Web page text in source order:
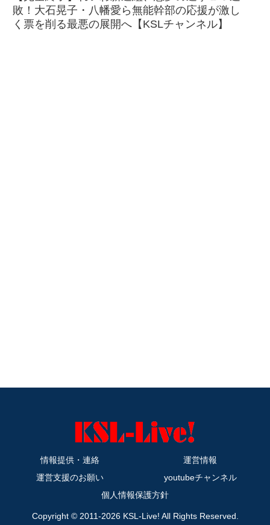
敗！大石晃子・八幡愛ら無能幹部の応援が激し
く票を削る最悪の展開へ【KSLチャンネル】
情報提供・連絡
運営情報
運営支援のお願い
youtubeチャンネル
個人情報保護方針
Copyright © 2011-2026 KSL-Live! All Rights Reserved.